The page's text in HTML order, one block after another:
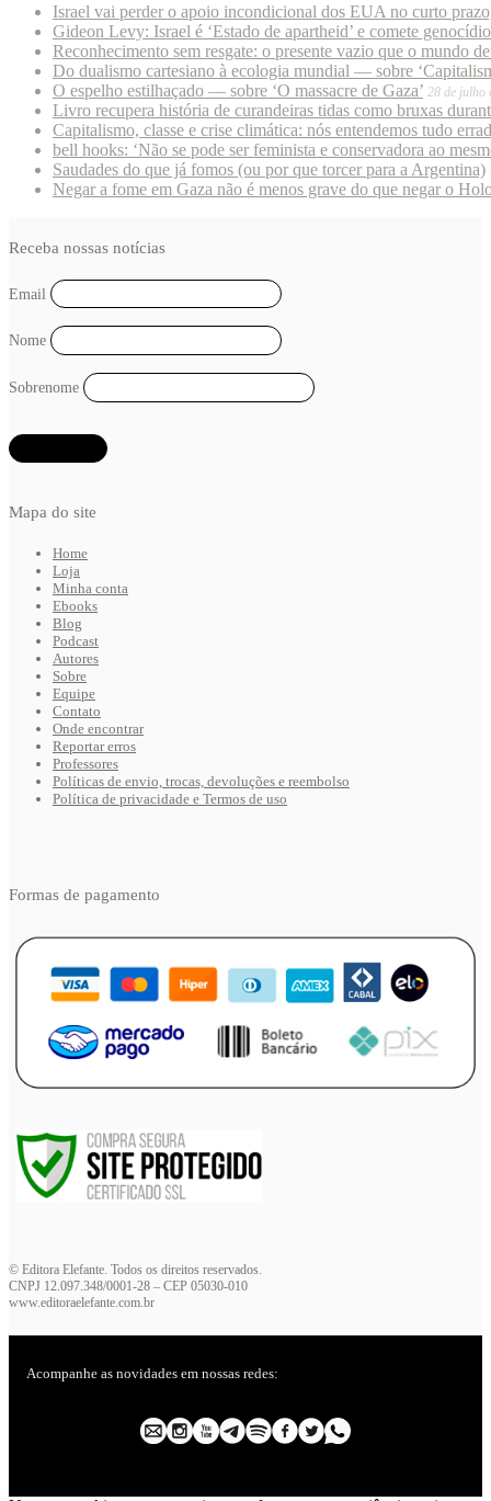
Israel vai perder o apoio incondicional dos EUA no curto
Gideon Levy: Israel é ‘Estado de apartheid’ e comete
Reconhecimento sem resgate: o presente vazio que o mundo
Do dualismo cartesiano à ecologia mundial — sobre
O espelho estilhaçado — sobre ‘O massacre de Gaza’ 28 de julho
Livro recupera história de curandeiras tidas como bruxas
Capitalismo, classe e crise climática: nós entendemos tudo
bell hooks: ‘Não se pode ser feminista e conservadora ao
Saudades do que já fomos (ou por que torcer para a Argentina)
Negar a fome em Gaza não é menos grave do que negar o
Mapa do site
Home
Loja
Minha conta
Ebooks
Blog
Podcast
Autores
Sobre
Equipe
Contato
Onde encontrar
Reportar erros
Professores
Políticas de envio, trocas, devoluções e reembolso
Política de privacidade e Termos de uso
Receba nossas notícias
Email
Nome
Sobrenome
Formas de pagamento
© Editora Elefante. Todos os direitos reservados.
CNPJ 12.097.348/0001-28 – CEP 05030-010
www.editoraelefante.com.br
Acompanhe as novidades em nossas redes: